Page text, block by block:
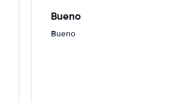
Bueno
Bueno